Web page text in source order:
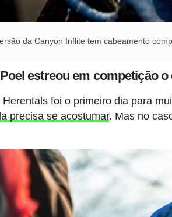
da Canyon Inflite tem cabeamento
estreou em competição
Herentals foi o primeiro dia para
precisa se acostumar. Mas no